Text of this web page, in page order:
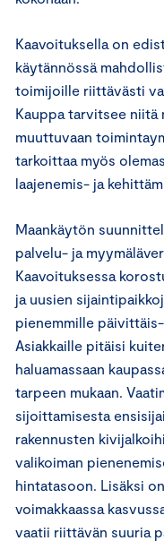
Kaavoituksella on
käytännössä
toimijoille riittävästi
Kauppa tarvitsee niitä
muuttuvaan
tarkoittaa myös
laajenemis- ja
Maankäytön
palvelu- ja
Kaavoituksessa
ja uusien
pienemmille
Asiakkaille pitäisi
haluamassaan
tarpeen mukaan.
sijoittamisesta
rakennusten
valikoiman
hintatasoon. Lisäksi
voimakkaassa
vaatii riittävän suuria